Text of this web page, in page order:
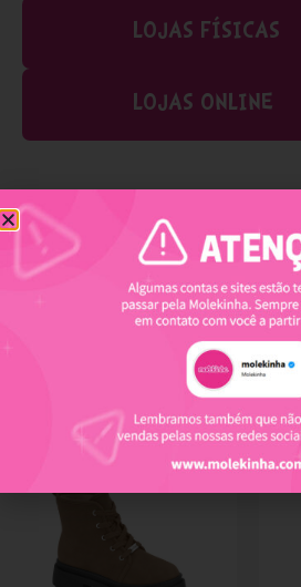
LOJAS FÍSICAS
LOJAS ONLINE
Produtos